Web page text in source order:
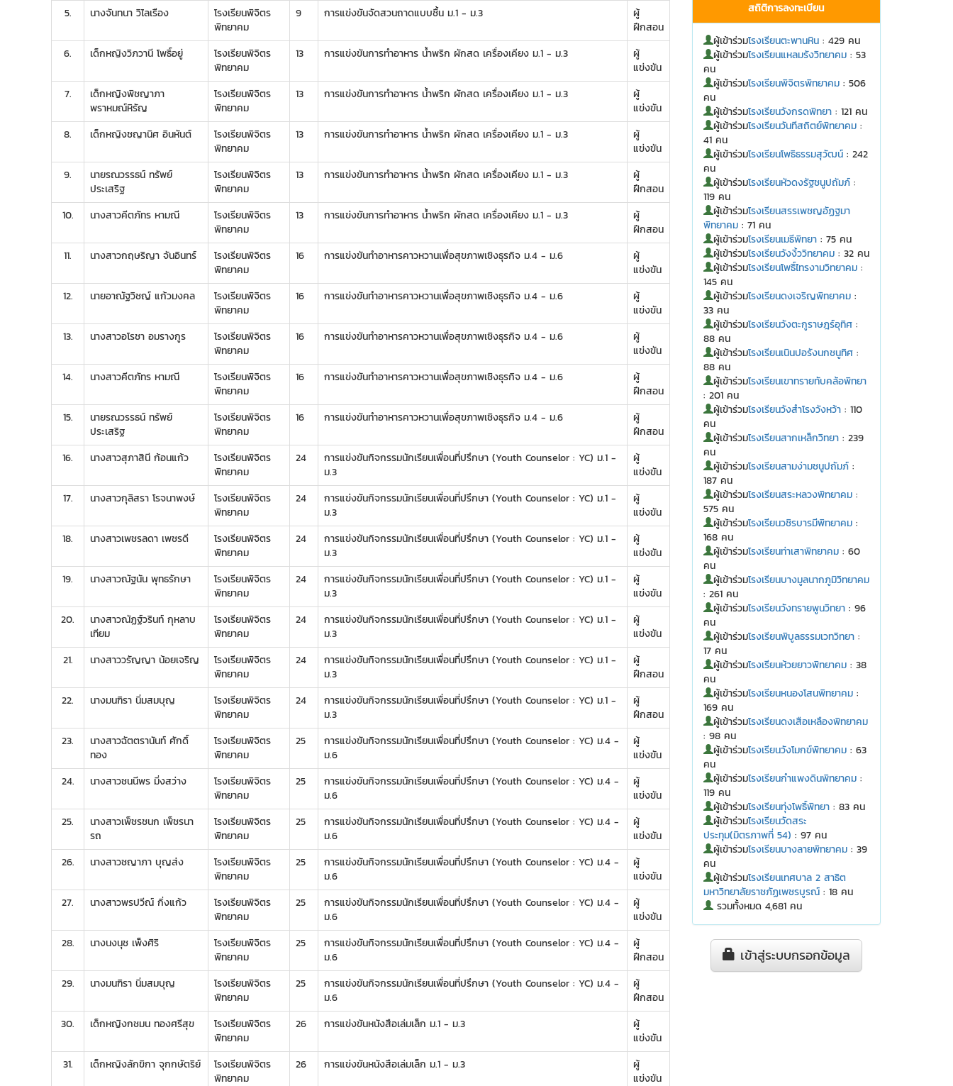
5.
นางจันทนา วิไลเรือง
โรงเรียนพิจิตร
พิทยาคม
9 การแข่งขันจัดสวนถาดแบบชื้น ม.1 - ม.3
ผู้
ฝึกสอน
6.
เด็กหญิงวิภวานี โพธิ์อยู่
โรงเรียนพิจิตร
พิทยาคม
13 การแข่งขันการทำอาหาร น้ำพริก ผักสด เครื่องเคียง ม.1 - ม.3
ผู้
แข่งขัน
7.
เด็กหญิงพิชญาภา
พราหมณ์หิรัญ
โรงเรียนพิจิตร
พิทยาคม
13 การแข่งขันการทำอาหาร น้ำพริก ผักสด เครื่องเคียง ม.1 - ม.3
ผู้
แข่งขัน
8.
เด็กหญิงชญานิศ อินหันต์
โรงเรียนพิจิตร
พิทยาคม
13 การแข่งขันการทำอาหาร น้ำพริก ผักสด เครื่องเคียง ม.1 - ม.3
ผู้
แข่งขัน
9.
นายรณวรรธน์ ทรัพย์
ประเสริฐ
โรงเรียนพิจิตร
พิทยาคม
13 การแข่งขันการทำอาหาร น้ำพริก ผักสด เครื่องเคียง ม.1 - ม.3
ผู้
ฝึกสอน
10.
นางสาวคีตภัทร หามณี
โรงเรียนพิจิตร
พิทยาคม
13 การแข่งขันการทำอาหาร น้ำพริก ผักสด เครื่องเคียง ม.1 - ม.3
ผู้
ฝึกสอน
11.
นางสาวกฤษริญา จันอินทร์
โรงเรียนพิจิตร
พิทยาคม
16 การแข่งขันทำอาหารคาวหวานเพื่อสุขภาพเชิงธุรกิจ ม.4 - ม.6
ผู้
แข่งขัน
12.
นายอาณัฐวิชญ์ แก้วมงคล
โรงเรียนพิจิตร
พิทยาคม
16 การแข่งขันทำอาหารคาวหวานเพื่อสุขภาพเชิงธุรกิจ ม.4 - ม.6
ผู้
แข่งขัน
13.
นางสาวอโรชา อมรางกูร
โรงเรียนพิจิตร
พิทยาคม
16 การแข่งขันทำอาหารคาวหวานเพื่อสุขภาพเชิงธุรกิจ ม.4 - ม.6
ผู้
แข่งขัน
14.
นางสาวคีตภัทร หามณี
โรงเรียนพิจิตร
พิทยาคม
16 การแข่งขันทำอาหารคาวหวานเพื่อสุขภาพเชิงธุรกิจ ม.4 - ม.6
ผู้
ฝึกสอน
15.
นายรณวรรธน์ ทรัพย์
ประเสริฐ
โรงเรียนพิจิตร
พิทยาคม
16 การแข่งขันทำอาหารคาวหวานเพื่อสุขภาพเชิงธุรกิจ ม.4 - ม.6
ผู้
ฝึกสอน
16.
นางสาวสุภาสินี ก้อนแก้ว
โรงเรียนพิจิตร
พิทยาคม
24
การแข่งขันกิจกรรมนักเรียนเพื่อนที่ปรึกษา (Youth Counselor : YC) ม.1 -
ม.3
ผู้
แข่งขัน
17.
นางสาวกุลิสรา โรจนาพงษ์
โรงเรียนพิจิตร
พิทยาคม
24
การแข่งขันกิจกรรมนักเรียนเพื่อนที่ปรึกษา (Youth Counselor : YC) ม.1 -
ม.3
ผู้
แข่งขัน
18.
นางสาวเพชรลดา เพชรดี
โรงเรียนพิจิตร
พิทยาคม
24
การแข่งขันกิจกรรมนักเรียนเพื่อนที่ปรึกษา (Youth Counselor : YC) ม.1 -
ม.3
ผู้
แข่งขัน
19.
นางสาวณัฐนัน พุทธรักษา
โรงเรียนพิจิตร
พิทยาคม
24
การแข่งขันกิจกรรมนักเรียนเพื่อนที่ปรึกษา (Youth Counselor : YC) ม.1 -
ม.3
ผู้
แข่งขัน
20.
นางสาวณัฏฐ์วรินท์ กุหลาบ
เทียม
โรงเรียนพิจิตร
พิทยาคม
24
การแข่งขันกิจกรรมนักเรียนเพื่อนที่ปรึกษา (Youth Counselor : YC) ม.1 -
ม.3
ผู้
แข่งขัน
21.
นางสาววรัญญา น้อยเจริญ
โรงเรียนพิจิตร
พิทยาคม
24
การแข่งขันกิจกรรมนักเรียนเพื่อนที่ปรึกษา (Youth Counselor : YC) ม.1 -
ม.3
ผู้
ฝึกสอน
22.
นางมนฑิรา นิ่มสมบุญ
โรงเรียนพิจิตร
พิทยาคม
24
การแข่งขันกิจกรรมนักเรียนเพื่อนที่ปรึกษา (Youth Counselor : YC) ม.1 -
ม.3
ผู้
ฝึกสอน
23.
นางสาวฉัตตรานันท์ ศักดิ์
ทอง
โรงเรียนพิจิตร
พิทยาคม
25
การแข่งขันกิจกรรมนักเรียนเพื่อนที่ปรึกษา (Youth Counselor : YC) ม.4 -
ม.6
ผู้
แข่งขัน
24.
นางสาวชนนีพร มิ่งสว่าง
โรงเรียนพิจิตร
พิทยาคม
25
การแข่งขันกิจกรรมนักเรียนเพื่อนที่ปรึกษา (Youth Counselor : YC) ม.4 -
ม.6
ผู้
แข่งขัน
25.
นางสาวเพ็ชรชนก เพ็ชรนา
รถ
โรงเรียนพิจิตร
พิทยาคม
25
การแข่งขันกิจกรรมนักเรียนเพื่อนที่ปรึกษา (Youth Counselor : YC) ม.4 -
ม.6
ผู้
แข่งขัน
26.
นางสาวชญาภา บุญส่ง
โรงเรียนพิจิตร
พิทยาคม
25
การแข่งขันกิจกรรมนักเรียนเพื่อนที่ปรึกษา (Youth Counselor : YC) ม.4 -
ม.6
ผู้
แข่งขัน
27.
นางสาวพรปวีณ์ กิ่งแก้ว
โรงเรียนพิจิตร
พิทยาคม
25
การแข่งขันกิจกรรมนักเรียนเพื่อนที่ปรึกษา (Youth Counselor : YC) ม.4 -
ม.6
ผู้
แข่งขัน
28.
นางนงนุช เพ็งศิริ
โรงเรียนพิจิตร
พิทยาคม
25
การแข่งขันกิจกรรมนักเรียนเพื่อนที่ปรึกษา (Youth Counselor : YC) ม.4 -
ม.6
ผู้
ฝึกสอน
29.
นางมนฑิรา นิ่มสมบุญ
โรงเรียนพิจิตร
พิทยาคม
25
การแข่งขันกิจกรรมนักเรียนเพื่อนที่ปรึกษา (Youth Counselor : YC) ม.4 -
ม.6
ผู้
ฝึกสอน
30.
เด็กหญิงกชมน ทองศรีสุข
โรงเรียนพิจิตร
พิทยาคม
26 การแข่งขันหนังสือเล่มเล็ก ม.1 - ม.3
ผู้
แข่งขัน
31.
เด็กหญิงลักขิกา จุกกษัตริย์
โรงเรียนพิจิตร
พิทยาคม
26 การแข่งขันหนังสือเล่มเล็ก ม.1 - ม.3
ผู้
แข่งขัน
สถิติการลงทะเบียน
ผู้เข้าร่วมโรงเรียนตะพานหิน: 429 คน
ผู้เข้าร่วมโรงเรียนแหลมรังวิทยาคม: 53
คน
ผู้เข้าร่วมโรงเรียนพิจิตรพิทยาคม: 506
คน
ผู้เข้าร่วมโรงเรียนวังกรดพิทยา: 121 คน
ผู้เข้าร่วมโรงเรียนวันทีสถิตย์พิทยาคม:
41 คน
ผู้เข้าร่วมโรงเรียนโพธิธรรมสุวัฒน์: 242
คน
ผู้เข้าร่วมโรงเรียนหัวดงรัฐชนูปถัมภ์:
119 คน
ผู้เข้าร่วมโรงเรียนสรรเพชญอัฏฐมา
พิทยาคม: 71 คน
ผู้เข้าร่วมโรงเรียนเมธีพิทยา: 75 คน
ผู้เข้าร่วมโรงเรียนวังงิ้ววิทยาคม: 32 คน
ผู้เข้าร่วมโรงเรียนโพธิ์ไทรงามวิทยาคม:
145 คน
ผู้เข้าร่วมโรงเรียนดงเจริญพิทยาคม:
33 คน
ผู้เข้าร่วมโรงเรียนวังตะกูราษฎร์อุทิศ:
88 คน
ผู้เข้าร่วมโรงเรียนเนินปอรังนกชนูทิศ:
88 คน
ผู้เข้าร่วมโรงเรียนเขาทรายทับคล้อพิทยา
: 201 คน
ผู้เข้าร่วมโรงเรียนวังสำโรงวังหว้า: 110
คน
ผู้เข้าร่วมโรงเรียนสากเหล็กวิทยา: 239
คน
ผู้เข้าร่วมโรงเรียนสามง่ามชนูปถัมภ์:
187 คน
ผู้เข้าร่วมโรงเรียนสระหลวงพิทยาคม:
575 คน
ผู้เข้าร่วมโรงเรียนวชิรบารมีพิทยาคม:
168 คน
ผู้เข้าร่วมโรงเรียนท่าเสาพิทยาคม: 60
คน
ผู้เข้าร่วมโรงเรียนบางมูลนากภูมิวิทยาคม
: 261 คน
ผู้เข้าร่วมโรงเรียนวังทรายพูนวิทยา: 96
คน
ผู้เข้าร่วมโรงเรียนพิบูลธรรมเวทวิทยา:
17 คน
ผู้เข้าร่วมโรงเรียนห้วยยาวพิทยาคม: 38
คน
ผู้เข้าร่วมโรงเรียนหนองโสนพิทยาคม:
169 คน
ผู้เข้าร่วมโรงเรียนดงเสือเหลืองพิทยาคม
: 98 คน
ผู้เข้าร่วมโรงเรียนวังโมกข์พิทยาคม: 63
คน
ผู้เข้าร่วมโรงเรียนกำแพงดินพิทยาคม:
119 คน
ผู้เข้าร่วมโรงเรียนทุ่งโพธิ์พิทยา: 83 คน
ผู้เข้าร่วมโรงเรียนวัดสระ
ประทุม(มิตรภาพที่ 54) : 97 คน
ผู้เข้าร่วมโรงเรียนบางลายพิทยาคม: 39
คน
ผู้เข้าร่วมโรงเรียนเทศบาล 2 สาธิต
มหาวิทยาลัยราชภัฏเพชรบูรณ์: 18 คน
รวมทั้งหมด 4,681 คน
เข้าสู่ระบบกรอกข้อมูล